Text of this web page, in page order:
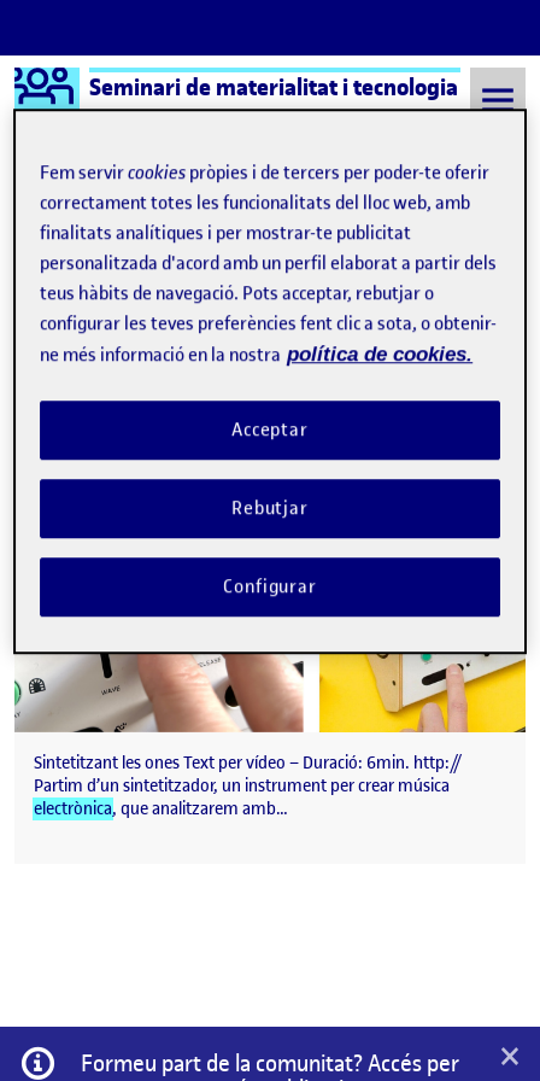
Saltar al contingut
Logo Ágora
Seminari de materialitat i tecnologia
Semestre 20222 - Aula 1 electrònica
electrònica
Vídeo PAC2 – Materialitat i Tecnologia
Publicat per
Jordi Llort Figuerola
Data de publicació24 juliol, 2023 4:25 pm
-comentariel Vídeo PAC2 – Materialitat i
Sintetitzant les ones Text per vídeo – Duració: 6min. http://
Partim d’un sintetitzador, un instrument per crear música
electrònica, que analitzarem amb…
Informació
Formeu part de la comunitat? Accés per
×
Fem servircookies pròpies i de tercers per poder-te oferir
correctament totes les funcionalitats del lloc web, amb
finalitats analítiques i per mostrar-te publicitat
personalitzada d'acord amb un perfil elaborat a partir dels
teus hàbits de navegació. Pots acceptar, rebutjar o
configurar les teves preferències fent clic a sota, o obtenir-
ne més informació en la nostra política de cookies.
Rebutjar
Acceptar
Configurar